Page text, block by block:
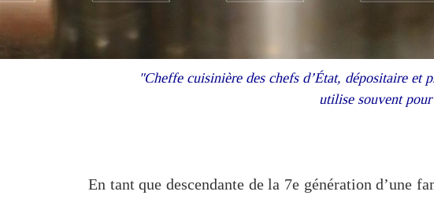
"Cheffe cuisinière des chefs d’État, dépositaire
utilise souvent
En tant que descendante de la 7e génération d’une